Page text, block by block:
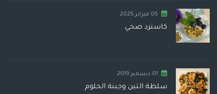
05 فبراير,2025
كاسترد صحي
01 ديسمبر,2019
سلطة التين وجبنة الحلوم